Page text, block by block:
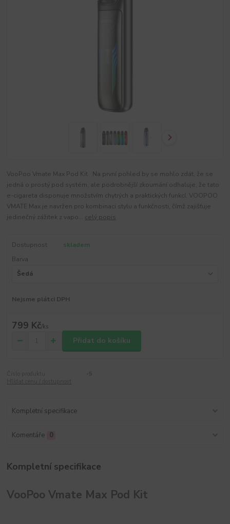
VooPoo Vmate Max Pod Kit Na první pohled by se mohlo zdát, že se
jedná o prostý pod systém, ale podrobnější zkoumání odhaluje, že tato
e-cigareta disponuje množstvím chytrých a praktických funkcí. VOOPOO
VMATE Max je navržen pro kombinaci stylu a funkčnosti, čímž zajišťuje
jedinečný zážitek z vapo... celý popis
Dostupnost
skladem
Barva
Nejsme plátci DPH
799 Kč/ks
Přidat do košíku
Kompletní specifikace
Komentáře 0
Kompletní specifikace
VooPoo Vmate Max Pod Kit